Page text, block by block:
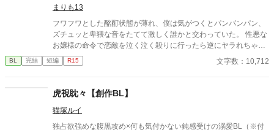
まりも13
フワフワとした酩酊状態が薄れ、僕は気がつくとパンパンパン、
ズチュッと卑猥な音をたてて激しく誰かと交わっていた。 性悪な
お嬢様の命令で恋敵を泣く泣く殺りに行ったら逆にヤラれちゃっ
た、ちょっとアホな子の話です。 （ムーンライトノベルにも掲載
しています）
BL 完結 短編 R15 文字数：10,712
虎視眈々【創作BL】
猫塚ルイ
独占欲強めな腹黒攻め×何も気付かない鈍感受けの溺愛BL（※付